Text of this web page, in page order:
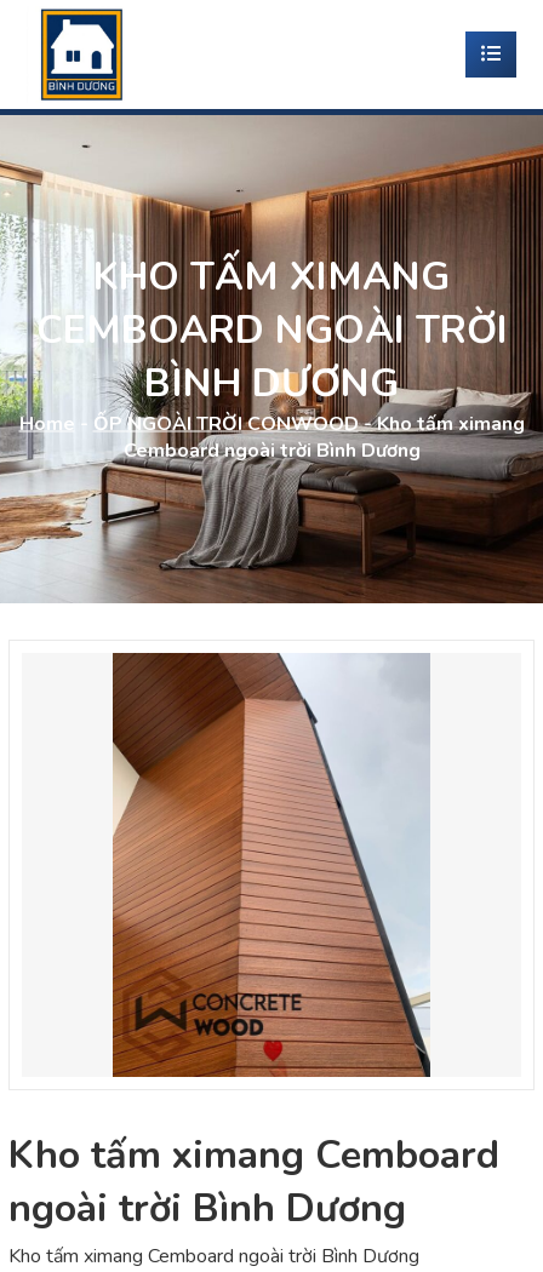
KHO TẤM XIMANG
CEMBOARD NGOÀI TRỜI
BÌNH DƯƠNG
Home - ỐP NGOÀI TRỜI CONWOOD-Kho tấm ximang
Cemboard ngoài trời Bình Dương
Kho tấm ximang Cemboard
ngoài trời Bình Dương
Kho tấm ximang Cemboard ngoài trời Bình Dương